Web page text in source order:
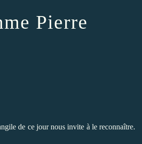
Pierre
de ce jour nous invite à le reconnaître.